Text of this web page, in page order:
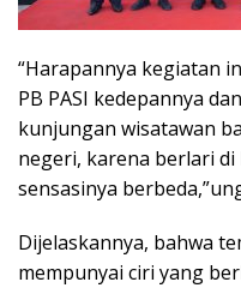
“Harapannya kegiatan
PB PASI kedepannya
kunjungan wisatawan
negeri, karena berlari
sensasinya
Dijelaskannya, bahwa
mempunyai ciri yang